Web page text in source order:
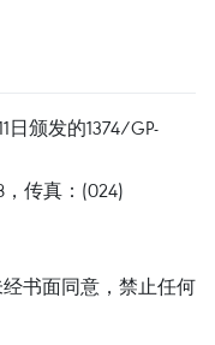
颁发的1374/GP-
，传真：(024)
书面同意，禁止任何